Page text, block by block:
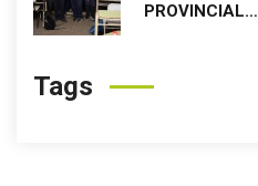
PROVINCIAL…
Tags